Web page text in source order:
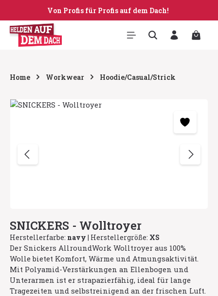
Zum Hauptinhalt springen
Von Profis für Profis auf dem Dach!
Home Workwear Hoodie/Casual/Strick
Bildergalerie überspringen
SNICKERS - Wolltroyer
Herstellerfarbe: navy | Herstellergröße: XS
Der Snickers AllroundWork Wolltroyer aus 100%
Wolle bietet Komfort, Wärme und Atmungsaktivität.
Mit Polyamid-Verstärkungen an Ellenbogen und
Unterarmen ist er strapazierfähig, ideal für lange
Tragezeiten und selbstreinigend an der frischen Luft.